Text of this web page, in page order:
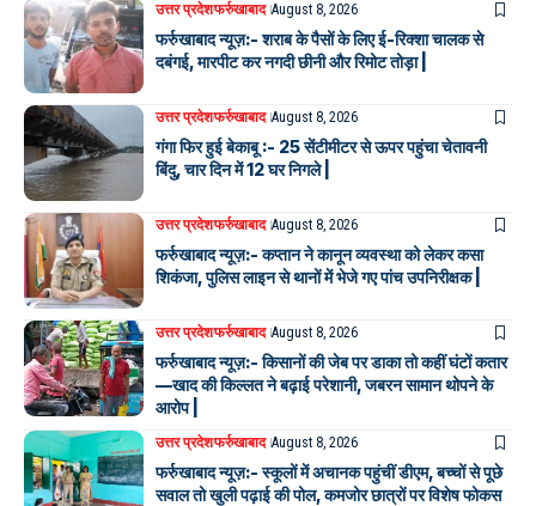
उत्तर प्रदेशफर्रुखाबाद August 8, 2026
फर्रुखाबाद न्यूज़:- शराब के पैसों के लिए ई-रिक्शा चालक से
दबंगई, मारपीट कर नगदी छीनी और रिमोट तोड़ा |
उत्तर प्रदेशफर्रुखाबाद August 8, 2026
गंगा फिर हुई बेकाबू :- 25 सेंटीमीटर से ऊपर पहुंचा चेतावनी
बिंदु, चार दिन में 12 घर निगले |
उत्तर प्रदेशफर्रुखाबाद August 8, 2026
फर्रुखाबाद न्यूज़:- कप्तान ने कानून व्यवस्था को लेकर कसा
शिकंजा, पुलिस लाइन से थानों में भेजे गए पांच उपनिरीक्षक |
उत्तर प्रदेशफर्रुखाबाद August 8, 2026
फर्रुखाबाद न्यूज़:- किसानों की जेब पर डाका तो कहीं घंटों कतार
—खाद की किल्लत ने बढ़ाई परेशानी, जबरन सामान थोपने के
आरोप |
उत्तर प्रदेशफर्रुखाबाद August 8, 2026
फर्रुखाबाद न्यूज़:- स्कूलों में अचानक पहुंचीं डीएम, बच्चों से पूछे
सवाल तो खुली पढ़ाई की पोल, कमजोर छात्रों पर विशेष फोकस